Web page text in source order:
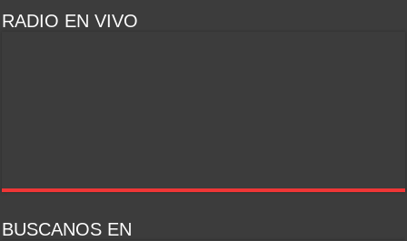
RADIO EN VIVO
BUSCANOS EN